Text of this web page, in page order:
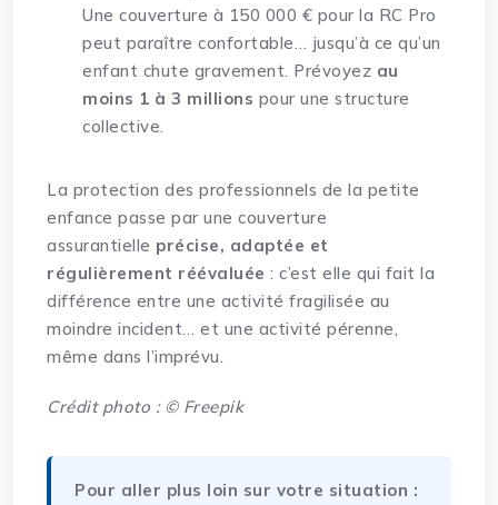
Une couverture à 150 000 € pour la RC Pro
peut paraître confortable… jusqu’à ce qu’un
enfant chute gravement. Prévoyez au
moins 1 à 3 millions pour une structure
collective.
La protection des professionnels de la petite
enfance passe par une couverture
assurantielle précise, adaptée et
régulièrement réévaluée : c’est elle qui fait la
différence entre une activité fragilisée au
moindre incident… et une activité pérenne,
même dans l’imprévu.
Crédit photo : © Freepik
Pour aller plus loin sur votre situation :